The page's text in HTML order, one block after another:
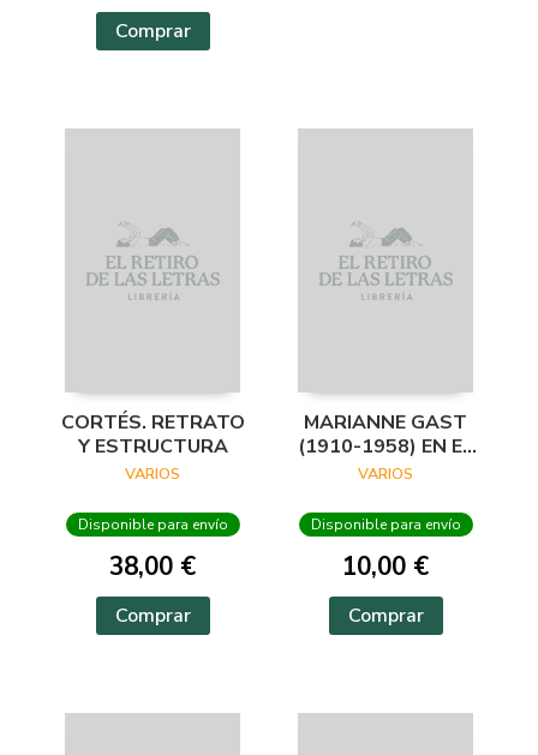
Comprar
CORTÉS. RETRATO
Y ESTRUCTURA
VARIOS
Disponible para envío
38,00 €
Comprar
MARIANNE GAST
(1910-1958) EN EL
ARCHIVO
VARIOS
Disponible para envío
10,00 €
Comprar